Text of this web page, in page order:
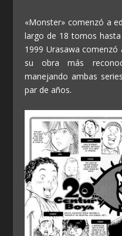
«Monster» comenzó a
largo de 18 tomos
1999 Urasawa comenzó
su obra más
manejando ambas
par de años.